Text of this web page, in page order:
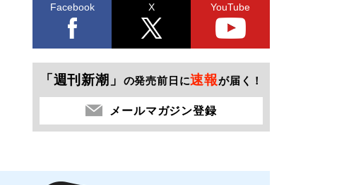
Facebook X YouTube
「週刊新潮」 の発売前日に速報が届く！
メールマガジン登録